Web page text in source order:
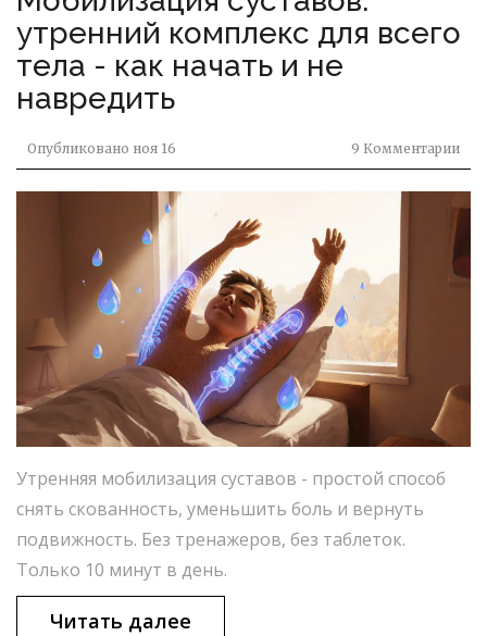
утренний комплекс для всего
тела - как начать и не
навредить
Опубликовано ноя 16 9 Комментарии
Утренняя мобилизация суставов - простой способ
снять скованность, уменьшить боль и вернуть
подвижность. Без тренажеров, без таблеток.
Только 10 минут в день.
Читать далее